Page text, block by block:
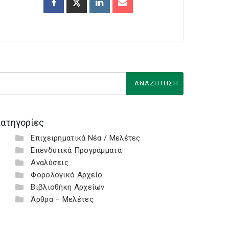
Επιχειρηματικά Νέα / Μελέτες
Επενδυτικά Προγράμματα
Αναλύσεις
Φορολογικό Αρχείο
Βιβλιοθήκη Αρχείων
Άρθρα – Μελέτες